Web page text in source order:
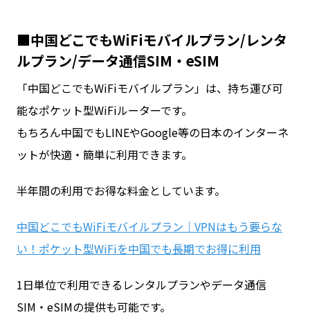
■中国どこでもWiFiモバイルプラン/レンタ
ルプラン/データ通信SIM・eSIM
「中国どこでもWiFiモバイルプラン」は、持ち運び可
能なポケット型WiFiルーターです。
もちろん中国でもLINEやGoogle等の日本のインターネ
ットが快適・簡単に利用できます。
半年間の利用でお得な料金としています。
中国どこでもWiFiモバイルプラン｜VPNはもう要らな
い！ポケット型WiFiを中国でも長期でお得に利用
1日単位で利用できるレンタルプランやデータ通信
SIM・eSIMの提供も可能です。